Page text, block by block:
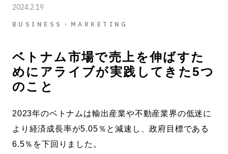
2024.2.19
BUSINESS・MARKETING
ベトナム市場で売上を伸ばすた
めにアライブが実践してきた5つ
のこと
2023年のベトナムは輸出産業や不動産業界の低迷に
より経済成長率が5.05％と減速し、政府目標である
6.5％を下回りました。